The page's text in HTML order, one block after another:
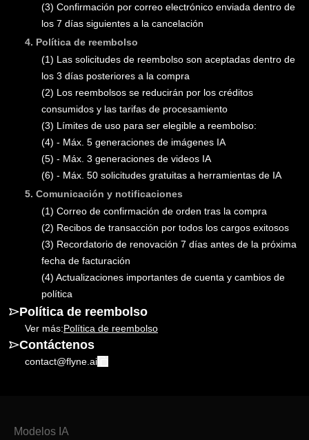
(3) Confirmación por correo electrónico enviada dentro de
los 7 días siguientes a la cancelación
4. Política de reembolso
(1) Las solicitudes de reembolso son aceptadas dentro de
los 3 días posteriores a la compra
(2) Los reembolsos se reducirán por los créditos
consumidos y las tarifas de procesamiento
(3) Límites de uso para ser elegible a reembolso:
(4) - Máx. 5 generaciones de imágenes IA
(5) - Máx. 3 generaciones de videos IA
(6) - Máx. 50 solicitudes gratuitas a herramientas de IA
5. Comunicación y notificaciones
(1) Correo de confirmación de orden tras la compra
(2) Recibos de transacción por todos los cargos exitosos
(3) Recordatorio de renovación 7 días antes de la próxima
fecha de facturación
(4) Actualizaciones importantes de cuenta y cambios de
política
Política de reembolso
Ver más:Política de reembolso
Contáctenos
contact@flyne.ai
Modelos IA